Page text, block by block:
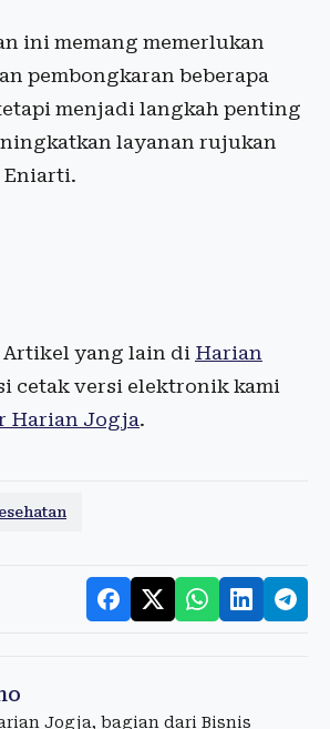
ini memang memerlukan
pembongkaran beberapa
menjadi langkah penting
layanan rujukan
Eniarti.
Artikel yang lain di Harian
cetak versi elektronik kami
Harian Jogja.
Jogja, bagian dari Bisnis